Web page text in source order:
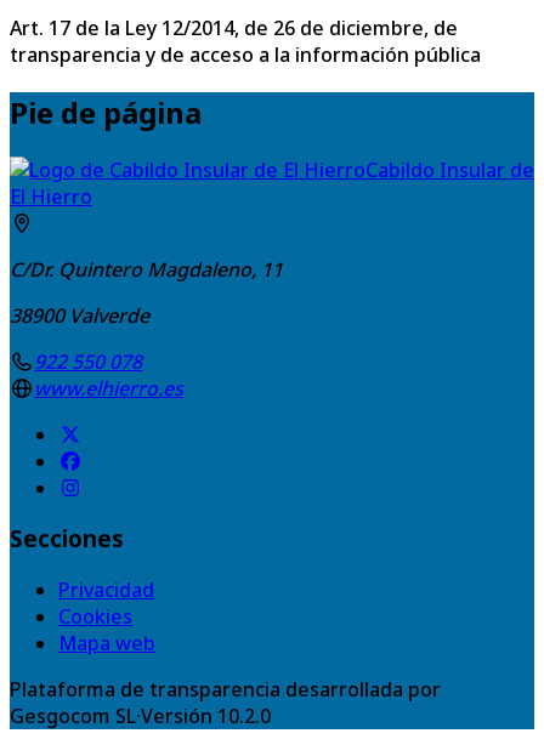
Art. 17 de la Ley 12/2014, de 26 de diciembre, de
transparencia y de acceso a la información pública
Pie de página
Cabildo Insular de
El Hierro
C/Dr. Quintero Magdaleno, 11
38900 Valverde
922 550 078
www.elhierro.es
Secciones
Privacidad
Cookies
Mapa web
Plataforma de transparencia desarrollada por
Gesgocom SL·Versión 10.2.0